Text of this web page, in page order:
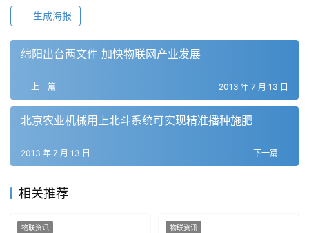
生成海报
绵阳出台两文件 加快物联网产业发展
上一篇 2013 年 7 月 13 日
北京农业机械用上北斗系统可实现精准播种施肥
下一篇
2013 年 7 月 13 日
相关推荐
物联资讯 物联资讯